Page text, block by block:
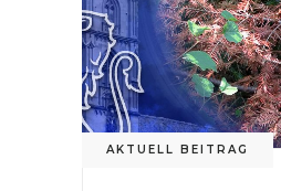
AKTUELL BEITRAG